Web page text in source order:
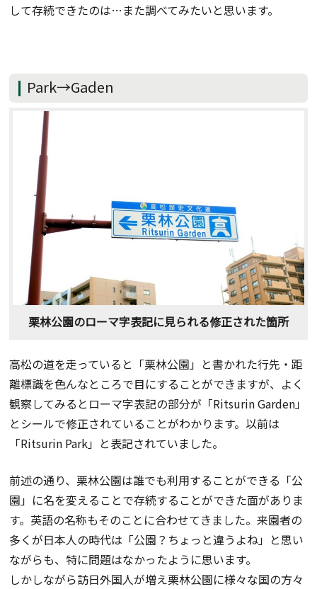
して存続できたのは…また調べてみたいと思います。
Park→Gaden
栗林公園のローマ字表記に見られる修正された箇所
高松の道を走っていると「栗林公園」と書かれた行先・距
離標識を色んなところで目にすることができますが、よく
観察してみるとローマ字表記の部分が「Ritsurin Garden」
とシールで修正されていることがわかります。以前は
「Ritsurin Park」と表記されていました。
前述の通り、栗林公園は誰でも利用することができる「公
園」に名を変えることで存続することができた面がありま
す。英語の名称もそのことに合わせてきました。来園者の
多くが日本人の時代は「公園？ちょっと違うよね」と思い
ながらも、特に問題はなかったように思います。
しかしながら訪日外国人が増え栗林公園に様々な国の方々